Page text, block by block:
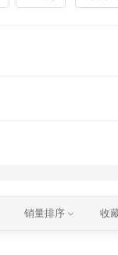
销量排序 收